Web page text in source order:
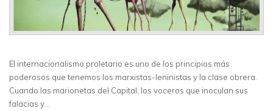
El internacionalismo proletario es uno de los principios más
poderosos que tenemos los marxistas-leninistas y la clase obrera.
Cuando las marionetas del Capital, los voceros que inoculan sus
falacias y…